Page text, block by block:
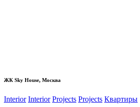
ЖК Sky House, Москва
Interior Interior Projects Projects Квартиры